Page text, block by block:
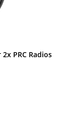
PRC Radios